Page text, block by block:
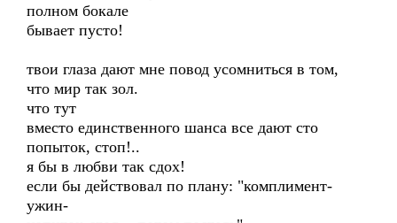
полном бокале
бывает пусто!
твои глаза дают мне повод усомниться в том,
что мир так зол.
что тут
вместо единственного шанса все дают сто
попыток, стоп!..
я бы в любви так сдох!
если бы действовал по плану: "комплимент-
ужин-